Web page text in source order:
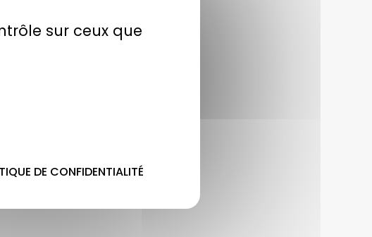
sur ceux que
DE CONFIDENTIALITÉ
à